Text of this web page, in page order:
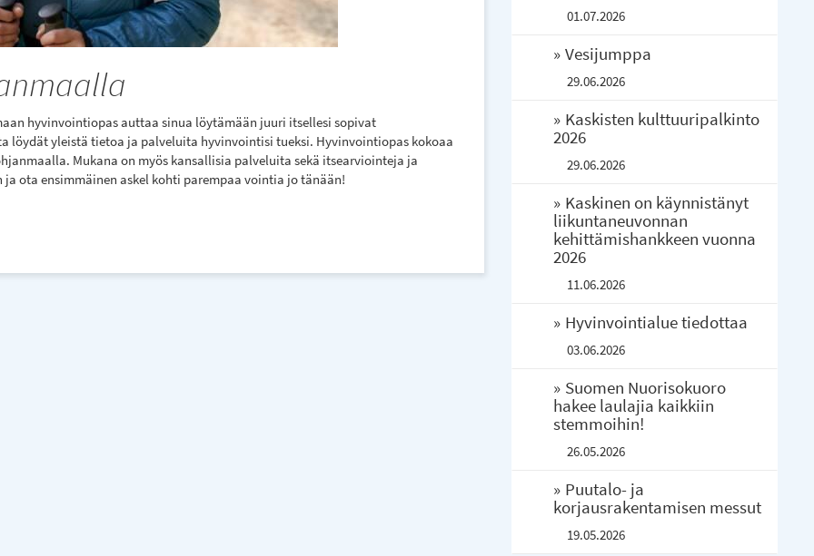
hyvinvointiopas auttaa sinua löytämään juuri itsellesi sopivat
löydät yleistä tietoa ja palveluita hyvinvointisi tueksi. Hyvinvointiopas kokoaa
Mukana on myös kansallisia palveluita sekä itsearviointeja ja
ota ensimmäinen askel kohti parempaa vointia jo tänään!
01.07.2026
Vesijumppa
29.06.2026
Kaskisten kulttuuripalkinto
2026
29.06.2026
Kaskinen on käynnistänyt
liikuntaneuvonnan
kehittämishankkeen vuonna
2026
11.06.2026
Hyvinvointialue tiedottaa
03.06.2026
Suomen Nuorisokuoro
hakee laulajia kaikkiin
stemmoihin!
26.05.2026
Puutalo- ja
korjausrakentamisen messut
19.05.2026